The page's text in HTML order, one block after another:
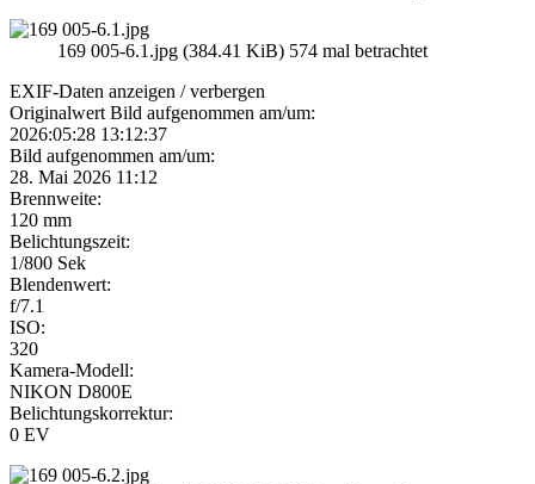
169 005-6.1.jpg (384.41 KiB) 574 mal betrachtet
EXIF-Daten anzeigen / verbergen
Originalwert Bild aufgenommen am/um:
2026:05:28 13:12:37
Bild aufgenommen am/um:
28. Mai 2026 11:12
Brennweite:
120 mm
Belichtungszeit:
1/800 Sek
Blendenwert:
f/7.1
ISO:
320
Kamera-Modell:
NIKON D800E
Belichtungskorrektur:
0 EV